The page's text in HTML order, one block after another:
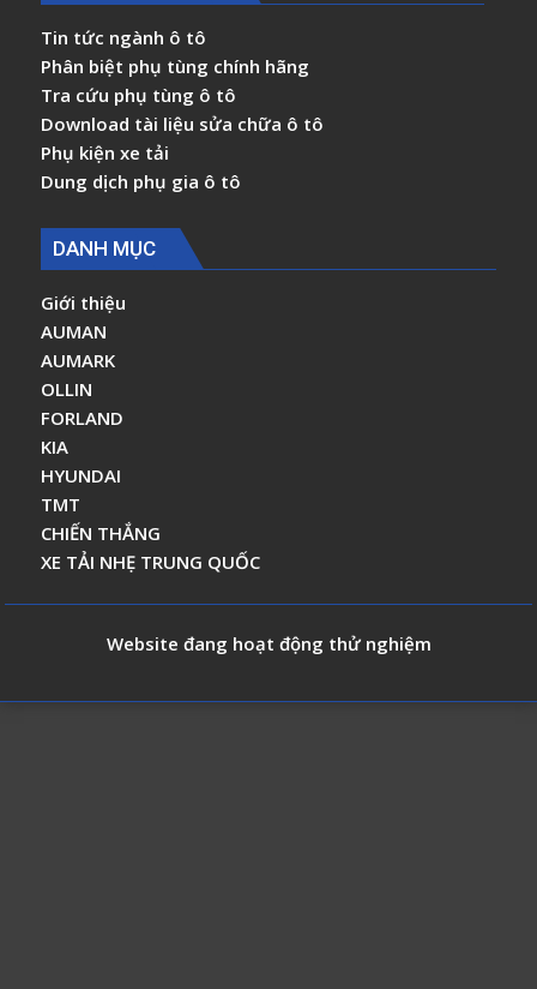
Tin tức ngành ô tô
Phân biệt phụ tùng chính hãng
Tra cứu phụ tùng ô tô
Download tài liệu sửa chữa ô tô
Phụ kiện xe tải
Dung dịch phụ gia ô tô
DANH MỤC
Giới thiệu
AUMAN
AUMARK
OLLIN
FORLAND
KIA
HYUNDAI
TMT
CHIẾN THẮNG
XE TẢI NHẸ TRUNG QUỐC
Website đang hoạt động thử nghiệm